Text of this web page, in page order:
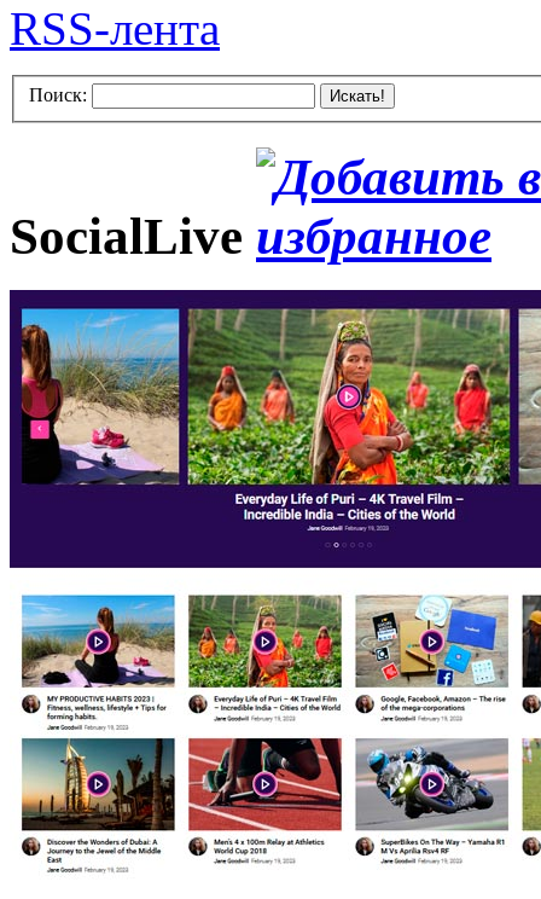
RSS-лента
Поиск: Искать!
SocialLive